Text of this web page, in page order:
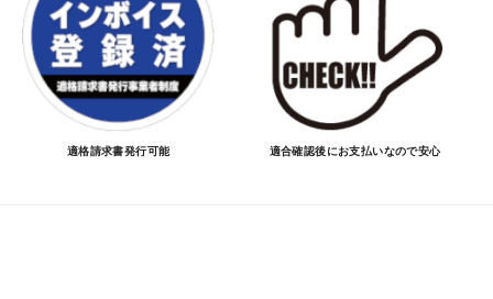
適格請求書発行可能 適合確認後にお支払いなので安心